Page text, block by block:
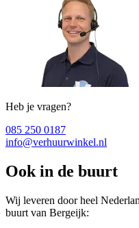
Heb je vragen?
085 250 0187
info@verhuurwinkel.nl
Ook in de buurt
Wij leveren door heel
buurt van Bergeijk: